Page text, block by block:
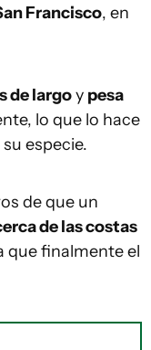
Francisco, en
de largoy pesa
lo que lo hace
especie.
de que un
de las costas
que finalmente el